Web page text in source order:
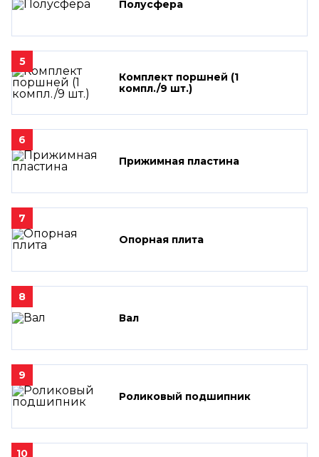
Полусфера
5
Комплект поршней (1
компл./9 шт.)
6
Прижимная пластина
7
Опорная плита
8
Вал
9
Роликовый подшипник
10